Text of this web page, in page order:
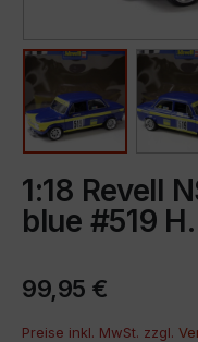
1:18 Revell
blue #519
99,95 €
Preise inkl. MwSt. zzgl.